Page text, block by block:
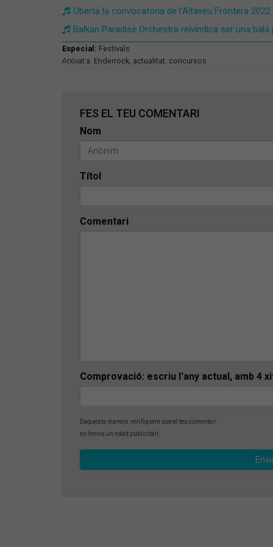
Oberta la convocatòria de l'Altaveu Frontera 2022
Balkan Paradise Orchestra reivindica ser una bala
Especial: Festivals
Arxivat a: Enderrock actualitat concursos
FES EL TEU COMENTARI
Nom
Títol
Comentari
Comprovació: escriu l'any actual, amb 4
D'aquesta manera, verifiquem que el teu comentari
no l'envia un robot publicitari.